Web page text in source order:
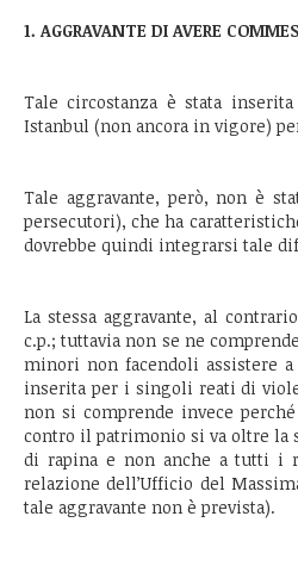
1. AGGRAVANTE DI AVERE
Tale circostanza è stata
Istanbul (non ancora in vigore)
Tale aggravante, però, non è
persecutori), che ha
dovrebbe quindi integrarsi tale
La stessa aggravante, al
c.p.; tuttavia non se ne
minori non facendoli assistere
inserita per i singoli reati di
non si comprende invece
contro il patrimonio si va oltre la
di rapina e non anche a tutti i
relazione dell’Ufficio del
tale aggravante non è prevista).